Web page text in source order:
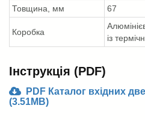
Товщина, мм 67
Коробка
із
Інструкція (PDF)
PDF Каталог вхідних
(3.51MB)